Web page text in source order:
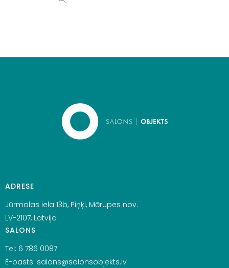
ADRESE
Jūrmalas iela 13b, Piņķi, Mārupes nov.
LV-2107, Latvija
SALONS
Tel: 6 786 0087
E-pasts: salons@salonsobjekts.lv